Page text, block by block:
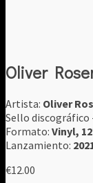
Oliver
Artista: Oliver
Sello discográfico
Formato: Vinyl,
Lanzamiento:
€12.00